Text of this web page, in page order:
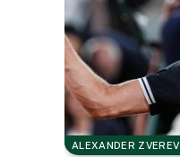
ALEXANDER ZVEREV